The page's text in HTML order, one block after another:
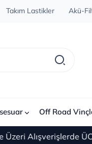
Takım Lastikler Akü-
Off Road
ÜCRETSİZ